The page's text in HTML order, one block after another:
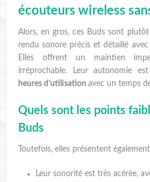
écouteurs wireless
Alors, en gros, ces Buds sont
rendu sonore précis et détaillé
Elles offrent un maintien
irréprochable. Leur autonomie
heures d’utilisationavec un temps
Quels sont les points
Buds
Toutefois, elles présentent
Leur sonorité est très acérée,